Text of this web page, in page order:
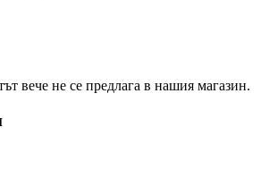
вече не се предлага в нашия магазин.